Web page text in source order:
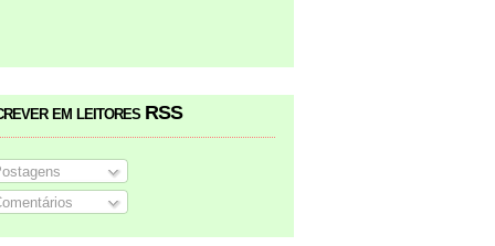
em leitores RSS